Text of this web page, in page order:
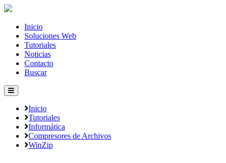
Inicio
Soluciones Web
Tutoriales
Noticias
Contacto
Buscar
Inicio
Tutoriales
Informática
Compresores de Archivos
WinZip